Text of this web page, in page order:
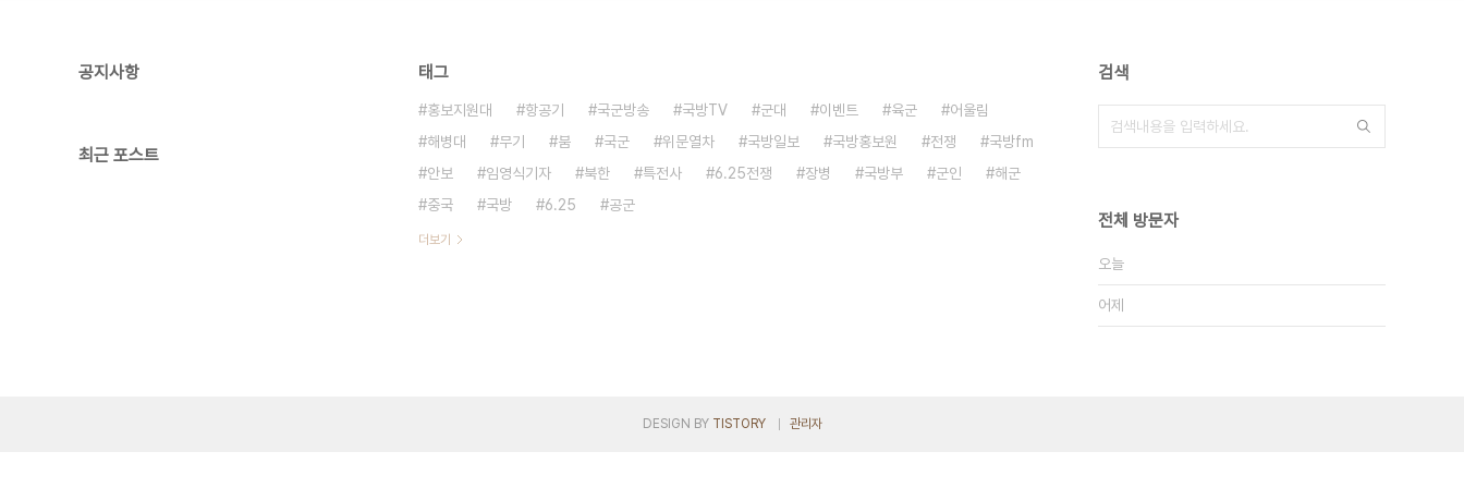
공지사항
최근 포스트
태그
홍보지원대 항공기 국군방송 국방TV 군대 이벤트 육군
어울림
해병대
무기 붐 국군 위문열차 국방일보 국방홍보원 전쟁
국방fm
안보
임영식기자 북한 특전사 6.25전쟁 장병 국방부 군인
해군
중국
국방 6.25 공군
더보기
검색
전체 방문자
오늘
어제
DESIGN BY TISTORY 관리자